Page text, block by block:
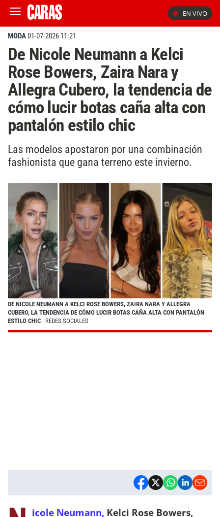
EN VIVO
MODA01-07-2026 11:21
De Nicole Neumann a Kelci
Rose Bowers, Zaira Nara y
Allegra Cubero, la tendencia de
cómo lucir botas caña alta con
pantalón estilo chic
Las modelos apostaron por una combinación
fashionista que gana terreno este invierno.
DE NICOLE NEUMANN A KELCI ROSE BOWERS, ZAIRA NARA Y ALLEGRA
CUBERO, LA TENDENCIA DE CÓMO LUCIR BOTAS CAÑA ALTA CON PANTALÓN
ESTILO CHIC | REDES SOCIALES
icole Neumann, Kelci Rose Bowers,